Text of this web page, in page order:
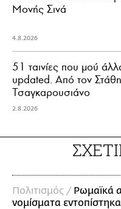
Μονής Σινά
4.8.2026
51 ταινίες που μού
updated. Aπό τον Στάθη
Τσαγκαρουσιάνο
2.8.2026
Πολιτισμός / Ρωμαϊκά
νομίσματα